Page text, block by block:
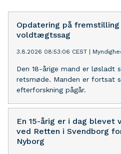
Opdatering på fremstilling
voldtægtssag
3.8.2026 08:53:06 CEST
Den 18-årige mand er løsladt
retsmøde. Manden er fortsat
efterforskning pågår.
En 15-årig er i dag
ved Retten i Svendborg
Nyborg